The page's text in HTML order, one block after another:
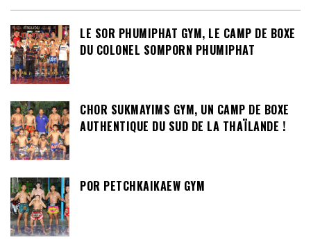
LE SOR PHUMIPHAT GYM, LE CAMP DE BOXE
DU COLONEL SOMPORN PHUMIPHAT
CHOR SUKMAYIMS GYM, UN CAMP DE BOXE
AUTHENTIQUE DU SUD DE LA THAÏLANDE !
POR PETCHKAIKAEW GYM